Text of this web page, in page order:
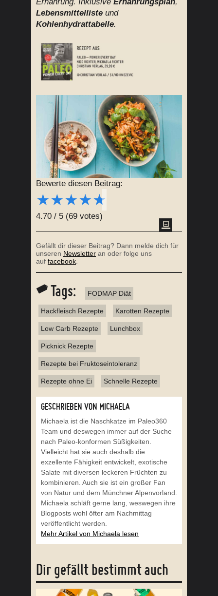
Bewerte diesen Beitrag:
★★★★★
4.70 / 5 (69 votes)
Lebensmittelliste und
Kohlenhydrattabelle.
Gefällt dir dieser Beitrag? Dann melde dich für
unseren Newsletter an oder folge uns
auf facebook
Tags: FODMAP Diät
Hackfleisch Rezepte Karotten Rezepte
Low Carb Rezepte Lunchbox
Picknick Rezepte
Rezepte bei Fruktoseintoleranz
Rezepte ohne Ei Schnelle Rezepte
GESCHRIEBEN VON MICHAELA
Michaela ist die Naschkatze im Paleo360
Team und deswegen immer auf der Suche
nach Paleo-konformen Süßigkeiten.
Vielleicht hat sie auch deshalb die
exzellente Fähigkeit entwickelt, exotische
Salate mit diversen leckeren Früchten zu
kombinieren. Auch sie ist ein großer Fan
von Natur und dem Münchner Alpenvorland.
Michaela schläft gerne lang, weswegen ihre
Blogposts wohl öfter am Nachmittag
veröffentlicht werden.
Mehr Artikel von Michaela lesen
Dir gefällt bestimmt auch